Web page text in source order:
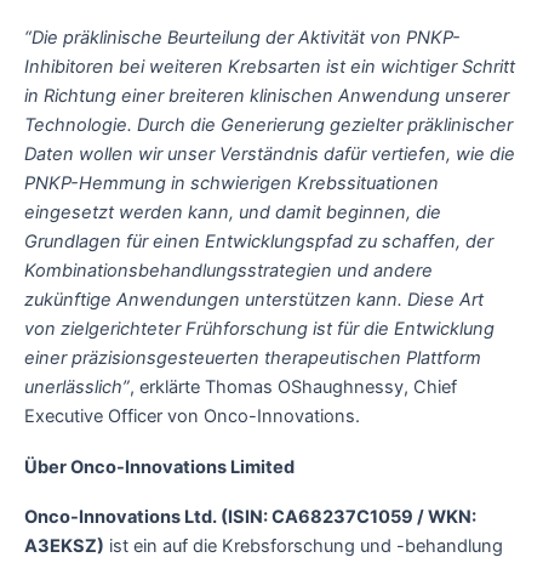
“Die präklinische Beurteilung der Aktivität von PNKP-
Inhibitoren bei weiteren Krebsarten ist ein wichtiger Schritt
in Richtung einer breiteren klinischen Anwendung unserer
Technologie. Durch die Generierung gezielter präklinischer
Daten wollen wir unser Verständnis dafür vertiefen, wie die
PNKP-Hemmung in schwierigen Krebssituationen
eingesetzt werden kann, und damit beginnen, die
Grundlagen für einen Entwicklungspfad zu schaffen, der
Kombinationsbehandlungsstrategien und andere
zukünftige Anwendungen unterstützen kann. Diese Art
von zielgerichteter Frühforschung ist für die Entwicklung
einer präzisionsgesteuerten therapeutischen Plattform
unerlässlich”, erklärte Thomas OShaughnessy, Chief
Executive Officer von Onco-Innovations.
Über Onco-Innovations Limited
Onco-Innovations Ltd. (ISIN: CA68237C1059 / WKN:
A3EKSZ) ist ein auf die Krebsforschung und -behandlung